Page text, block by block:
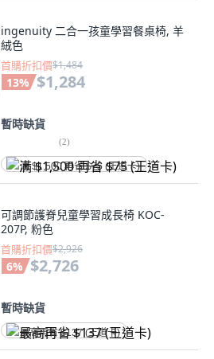
ingenuity 二合一孩童學習餐桌椅, 羊
絨色
首購折扣價$1,484
13% $1,284
暫時缺貨
(2)
满 $1,500 再省 $75 (王道卡)
可調節護脊兒童學習成長椅 KOC-
207P, 粉色
首購折扣價$2,926
6% $2,726
暫時缺貨
最高再省 $137 (王道卡)